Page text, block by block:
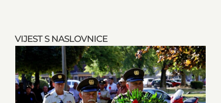
VIJEST S NASLOVNICE